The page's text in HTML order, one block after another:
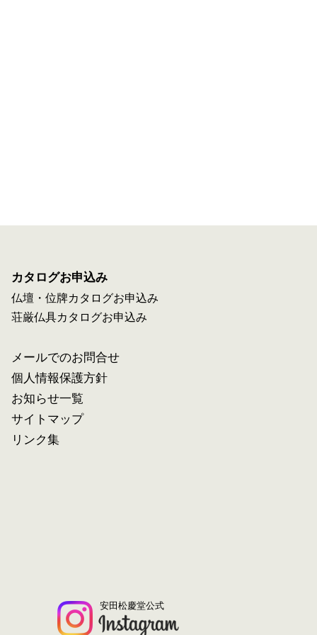
カタログお申込み
仏壇・位牌カタログお申込み
荘厳仏具カタログお申込み
メールでのお問合せ
個人情報保護方針
お知らせ一覧
サイトマップ
リンク集
安田松慶堂公式